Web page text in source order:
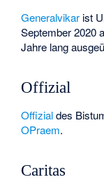
Generalvikar ist
September 2020
Jahre lang
Offizial
Offizialdes
OPraem.
Caritas